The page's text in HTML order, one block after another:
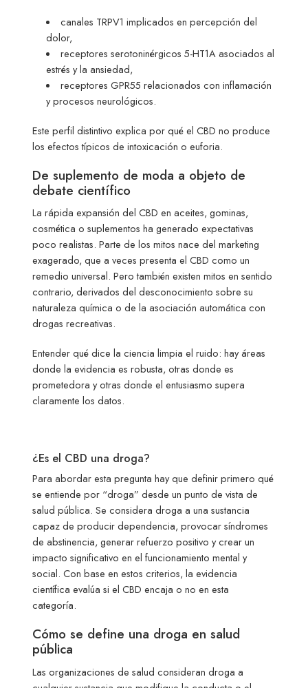
canales TRPV1 implicados en percepción del
dolor,
receptores serotoninérgicos 5-HT1A asociados al
estrés y la ansiedad,
receptores GPR55 relacionados con inflamación
y procesos neurológicos.
Este perfil distintivo explica por qué el CBD no produce
los efectos típicos de intoxicación o euforia.
De suplemento de moda a objeto de
debate científico
La rápida expansión del CBD en aceites, gominas,
cosmética o suplementos ha generado expectativas
poco realistas. Parte de los mitos nace del marketing
exagerado, que a veces presenta el CBD como un
remedio universal. Pero también existen mitos en sentido
contrario, derivados del desconocimiento sobre su
naturaleza química o de la asociación automática con
drogas recreativas.
Entender qué dice la ciencia limpia el ruido: hay áreas
donde la evidencia es robusta, otras donde es
prometedora y otras donde el entusiasmo supera
claramente los datos.
¿Es el CBD una droga?
Para abordar esta pregunta hay que definir primero qué
se entiende por “droga” desde un punto de vista de
salud pública. Se considera droga a una sustancia
capaz de producir dependencia, provocar síndromes
de abstinencia, generar refuerzo positivo y crear un
impacto significativo en el funcionamiento mental y
social. Con base en estos criterios, la evidencia
científica evalúa si el CBD encaja o no en esta
categoría.
Cómo se define una droga en salud
pública
Las organizaciones de salud consideran droga a